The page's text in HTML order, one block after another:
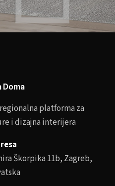
Doma
platforma za
i dizajna interijera
Škorpika 11b, Zagreb,